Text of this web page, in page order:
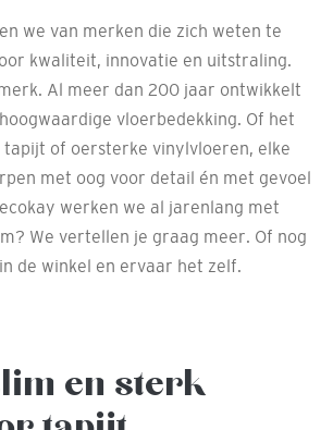
we van merken die zich weten te
kwaliteit, innovatie en uitstraling.
Al meer dan 200 jaar ontwikkelt
vloerbedekking. Of het
tapijt of oersterke vinylvloeren, elke
met oog voor detail én met gevoel
werken we al jarenlang met
We vertellen je graag meer. Of nog
de winkel en ervaar het zelf.
en sterk